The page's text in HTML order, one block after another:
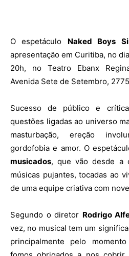
O espetáculo Naked Boys
apresentação em Curitiba, no
20h, no Teatro Ebanx
Avenida Sete de Setembro,
Sucesso de público e
questões ligadas ao universo
masturbação, ereção
gordofobia e amor. O
musicados, que vão desde a
músicas pujantes, tocadas ao
de uma equipe criativa com
Segundo o diretor Rodrigo
vez, no musical tem um
principalmente pelo